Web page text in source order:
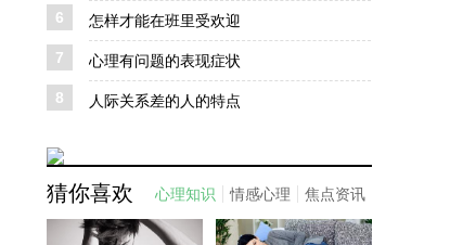
6 怎样才能在班里受欢迎
7 心理有问题的表现症状
8 人际关系差的人的特点
猜你喜欢 心理知识 情感心理 焦点资讯